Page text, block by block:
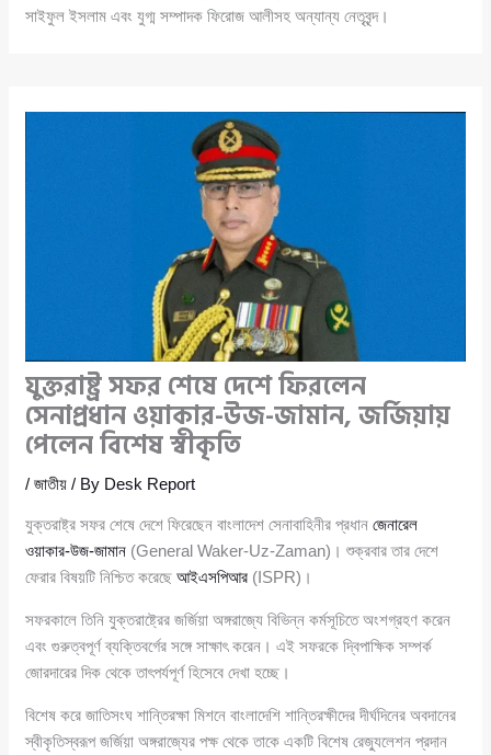
সাইফুল ইসলাম এবং যুগ্ম সম্পাদক ফিরোজ আলীসহ অন্যান্য নেতৃবৃন্দ।
যুক্তরাষ্ট্র সফর শেষে দেশে ফিরলেন
সেনাপ্রধান ওয়াকার-উজ-জামান, জর্জিয়ায়
পেলেন বিশেষ স্বীকৃতি
/জাতীয় / By Desk Report
যুক্তরাষ্ট্র সফর শেষে দেশে ফিরেছেন বাংলাদেশ সেনাবাহিনীর প্রধানজেনারেল
ওয়াকার-উজ-জামান (General Waker-Uz-Zaman)। শুক্রবার তার দেশে
ফেরার বিষয়টি নিশ্চিত করেছেআইএসপিআর (ISPR)।
সফরকালে তিনি যুক্তরাষ্ট্রের জর্জিয়া অঙ্গরাজ্যে বিভিন্ন কর্মসূচিতে অংশগ্রহণ করেন
এবং গুরুত্বপূর্ণ ব্যক্তিবর্গের সঙ্গে সাক্ষাৎ করেন। এই সফরকে দ্বিপাক্ষিক সম্পর্ক
জোরদারের দিক থেকে তাৎপর্যপূর্ণ হিসেবে দেখা হচ্ছে।
বিশেষ করে জাতিসংঘ শান্তিরক্ষা মিশনে বাংলাদেশি শান্তিরক্ষীদের দীর্ঘদিনের অবদানের
স্বীকৃতিস্বরূপ জর্জিয়া অঙ্গরাজ্যের পক্ষ থেকে তাকে একটি বিশেষ রেজ্যুলেশন প্রদান